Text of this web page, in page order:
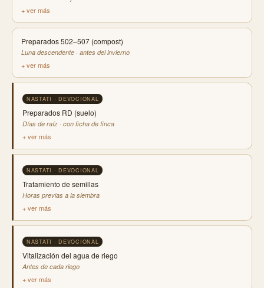
+ ver más
Preparados 502–507 (compost)
Luna descendente · antes del invierno
+ ver más
NASTATI · DEVOCIONAL
Preparados RD (suelo)
Días de raíz · con ficha de finca
+ ver más
NASTATI · DEVOCIONAL
Tratamiento de semillas
Horas previas a la siembra
+ ver más
NASTATI · DEVOCIONAL
Vitalización del agua de riego
Antes de cada riego
+ ver más